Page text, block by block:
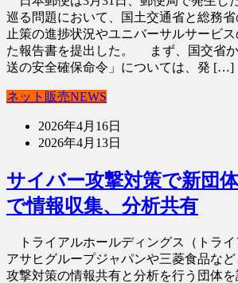
巡る問題において、国土交通省と総務
止策の進捗状況やユニバーサルサービ
た報告書を提出した。 まず、国交省
送の安全確保命令」については、発 […]
ネット販売NEWS
2026年4月16日
2026年4月13日
サイバー攻撃対策で新団
で情報収集、分析共有
トライアルホールディングス（トライ
アサヒグループジャパンや三菱食品な
攻撃対策の情報共有と分析を行う団体